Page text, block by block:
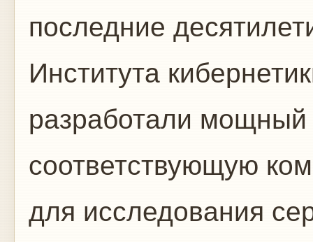
последние
Института
разработали мощный
соответствующую
для исследования